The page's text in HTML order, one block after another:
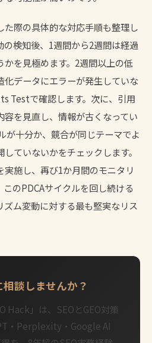
た際の具体的な対応手順も整理し
検知後、1週間から2週間は経過
を見極めます。2週間以上の低
化データにエラーが発生していな
Testで確認します。次に、引用
を見直し、情報が古くなってい
が十分か、競合が同じテーマでよ
ていないかをチェックします。
施し、再び1か月間のモニタリ
のPDCAサイクルを回し続ける
ズム変動に対する最も堅実なリス
談しませんか？
Hack」は、SEOとGEO対策
・Perplexity・Google AI